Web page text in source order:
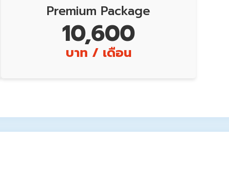
Premium Package
10,600
บาท / เดือน